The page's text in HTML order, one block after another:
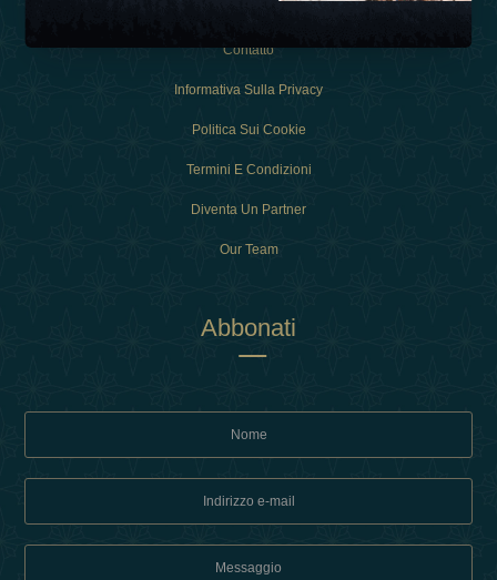
Contatto
Informativa Sulla Privacy
Politica Sui Cookie
Termini E Condizioni
Diventa Un Partner
Our Team
Abbonati